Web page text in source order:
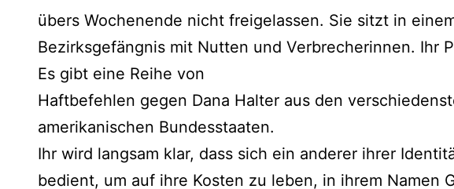
übers Wochenende nicht freigelassen. Sie sitzt in
Bezirksgefängnis mit Nutten und Verbrecherinnen. Ihr
Es gibt eine Reihe von
Haftbefehlen gegen Dana Halter aus den
amerikanischen Bundesstaaten.
Ihr wird langsam klar, dass sich ein anderer ihrer
bedient, um auf ihre Kosten zu leben, in ihrem Namen